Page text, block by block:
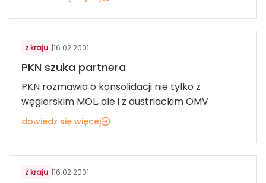
z kraju |16.02.2001
PKN szuka partnera
PKN rozmawia o konsolidacji nie tylko z
węgierskim MOL, ale i z austriackim OMV
dowiedz się więcej
z kraju |16.02.2001